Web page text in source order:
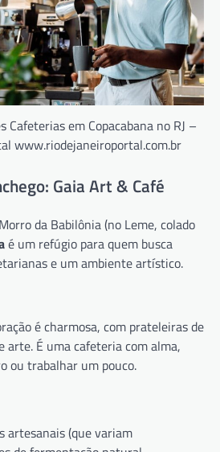
Cafeterias em Copacabana no RJ –
www.riodejaneiroportal.com.br
Gaia Art & Café
da Babilônia (no Leme, colado
é um refúgio para quem busca
e um ambiente artístico.
é charmosa, com prateleiras de
arte. É uma cafeteria com alma,
ou trabalhar um pouco.
artesanais (que variam